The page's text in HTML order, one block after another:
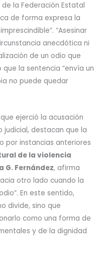
la Federación Estatal
de forma expresa la
“Asesinar
anecdótica ni
de un odio que
la sentencia “envía un
no puede quedar
ejerció la acusación
destacan que la
por instancias anteriores
de la violencia
G. Fernández, afirma
otro lado cuando la
En este sentido,
divide, sino que
como una forma de
y de la dignidad